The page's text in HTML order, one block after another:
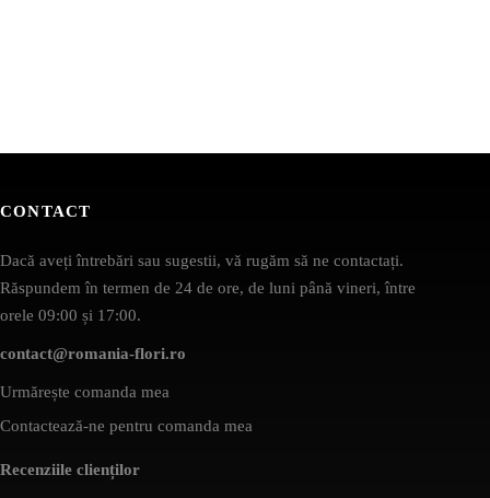
CONTACT
Dacă aveți întrebări sau sugestii, vă rugăm să ne contactați.
Răspundem în termen de 24 de ore, de luni până vineri, între
orele 09:00 și 17:00.
contact@romania-flori.ro
Urmărește comanda mea
Contactează-ne pentru comanda mea
Recenziile clienților